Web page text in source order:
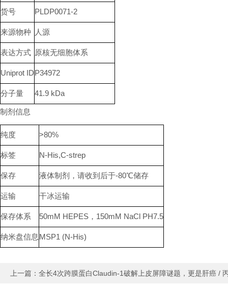
货号 PLDP0071-2
来源物种 人源
表达方式 原核无细胞体系
Uniprot IDP34972
分子量 41.9 kDa
制剂信息
纯度 >80%
标签 N-His,C-strep
保存 液体制剂，请收到后于-80℃储存
运输 干冰运输
保存体系 50mM HEPES，150mM NaCl PH7.5
纳米盘信息 MSP1 (N-His)
上一篇： 全长4次跨膜蛋白Claudin-1破解上皮屏障谜题，更是肝癌 /